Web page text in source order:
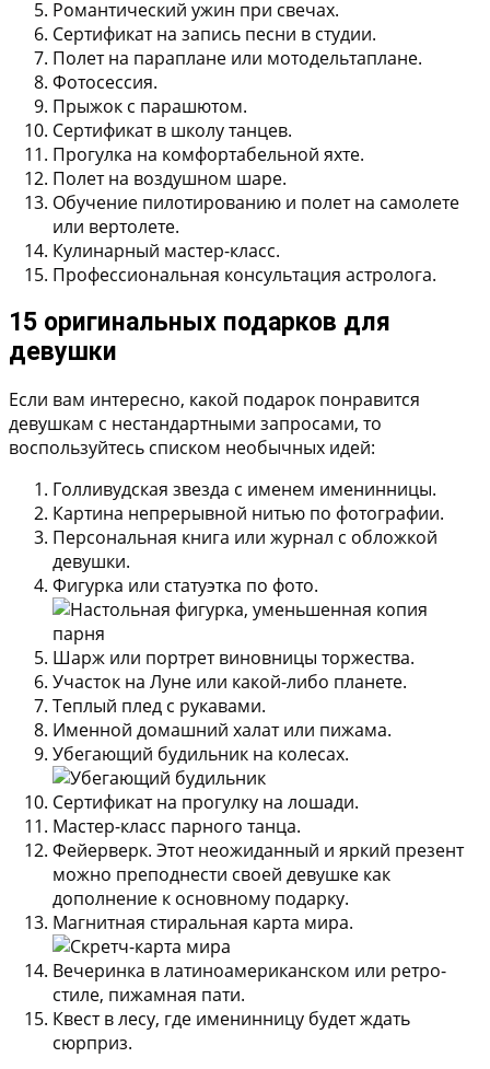
Романтический ужин при свечах.
Сертификат на запись песни в студии.
Полет на параплане или мотодельтаплане.
Фотосессия.
Прыжок с парашютом.
Сертификат в школу танцев.
Прогулка на комфортабельной яхте.
Полет на воздушном шаре.
Обучение пилотированию и полет на самолете
или вертолете.
Кулинарный мастер-класс.
Профессиональная консультация астролога.
15 оригинальных подарков для
девушки
Если вам интересно, какой подарок понравится
девушкам с нестандартными запросами, то
воспользуйтесь списком необычных идей:
Голливудская звезда с именем именинницы.
Картина непрерывной нитью по фотографии.
Персональная книга или журнал с обложкой
девушки.
Фигурка или статуэтка по фото.
Шарж или портрет виновницы торжества.
Участок на Луне или какой-либо планете.
Теплый плед с рукавами.
Именной домашний халат или пижама.
Убегающий будильник на колесах.
Сертификат на прогулку на лошади.
Мастер-класс парного танца.
Фейерверк. Этот неожиданный и яркий презент
можно преподнести своей девушке как
дополнение к основному подарку.
Магнитная стиральная карта мира.
Вечеринка в латиноамериканском или ретро-
стиле, пижамная пати.
Квест в лесу, где именинницу будет ждать
сюрприз.